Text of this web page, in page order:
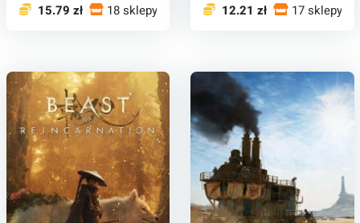
15.79 zł 18 sklepy 12.21 zł 17 sklepy